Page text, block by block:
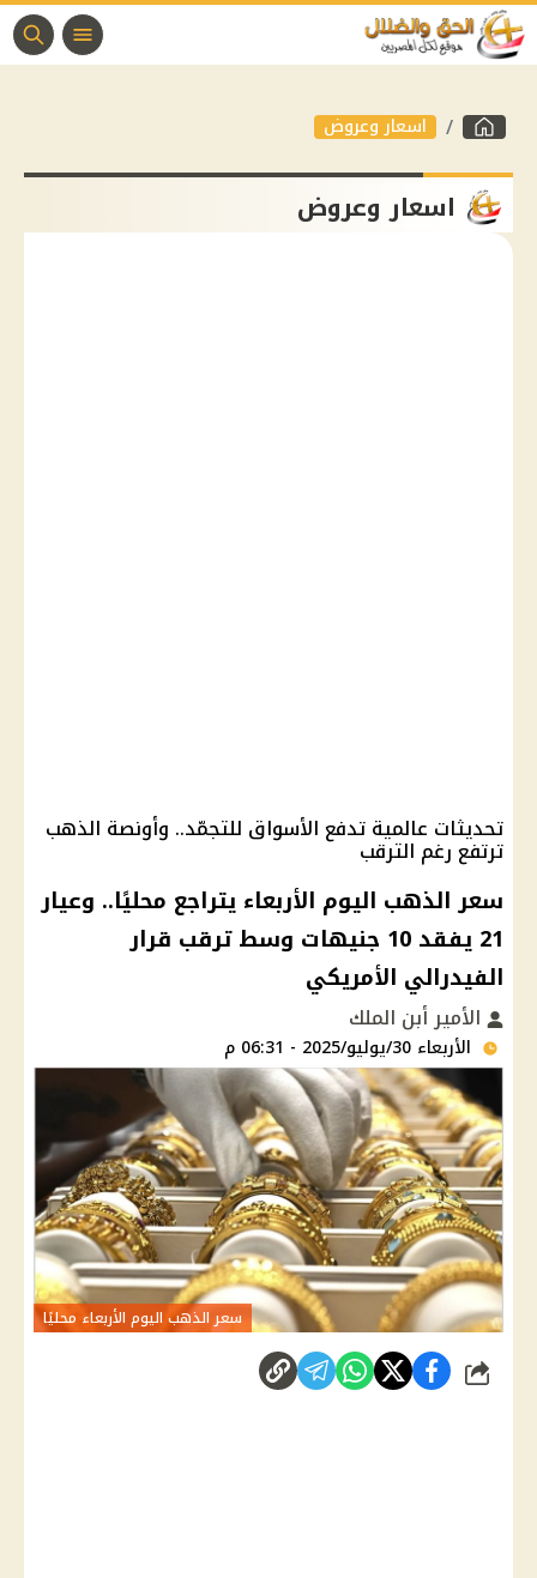
اسعار وعروض
اسعار وعروض
تحديثات عالمية تدفع الأسواق للتجمّد.. وأونصة الذهب
ترتفع رغم الترقب
سعر الذهب اليوم الأربعاء يتراجع محليًا.. وعيار
21 يفقد 10 جنيهات وسط ترقب قرار
الفيدرالي الأمريكي
الأمير أبن الملك
الأربعاء 30/يوليو/2025 - 06:31 م
سعر الذهب اليوم الأربعاء محليًا
شارك